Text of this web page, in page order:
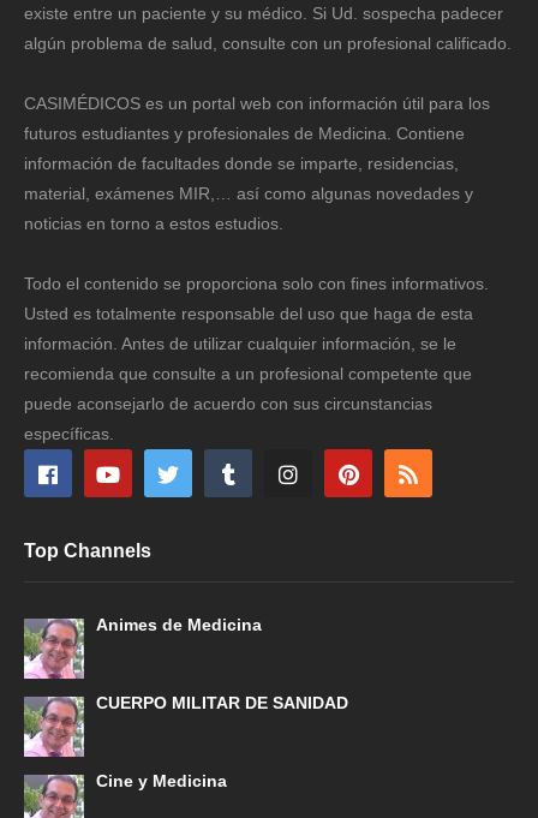
existe entre un paciente y su médico. Si Ud. sospecha padecer
algún problema de salud, consulte con un profesional calificado.
CASIMÉDICOS es un portal web con información útil para los
futuros estudiantes y profesionales de Medicina. Contiene
información de facultades donde se imparte, residencias,
material, exámenes MIR,… así como algunas novedades y
noticias en torno a estos estudios.
Todo el contenido se proporciona solo con fines informativos.
Usted es totalmente responsable del uso que haga de esta
información. Antes de utilizar cualquier información, se le
recomienda que consulte a un profesional competente que
puede aconsejarlo de acuerdo con sus circunstancias
específicas.
Top Channels
Animes de Medicina
CUERPO MILITAR DE SANIDAD
Cine y Medicina